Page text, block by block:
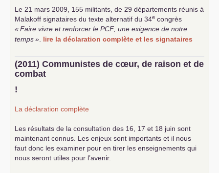
Le 21 mars 2009, 155 militants, de 29 départements réunis à
Malakoff signataires du texte alternatif du 34e congrès
«Faire vivre et renforcer le PCF, une exigence de notre
temps». lire la déclaration complète et les signataires
(2011) Communistes de cœur, de raison et de
combat
!
La déclaration complète
Les résultats de la consultation des 16, 17 et 18 juin sont
maintenant connus. Les enjeux sont importants et il nous
faut donc les examiner pour en tirer les enseignements qui
nous seront utiles pour l’avenir.